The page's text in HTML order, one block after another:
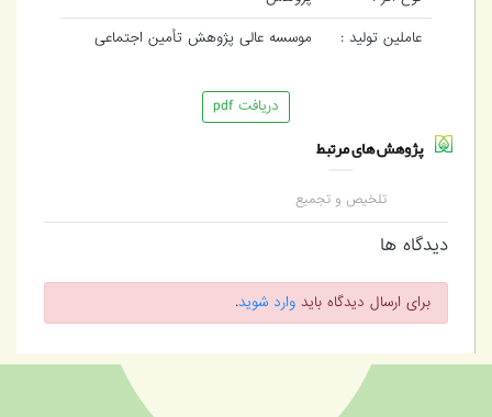
عاملین تولید :
موسسه عالی پژوهش تأمین اجتماعی
دریافت pdf
پژوهش های مرتبط
تلخیص و تجمیع
بخشنامه ها، دستورالعمل
ها و دستورهای اداری
مربوط به مزایای متعلقهدیدگاه ها
برای ارسال دیدگاه باید وارد شوید .